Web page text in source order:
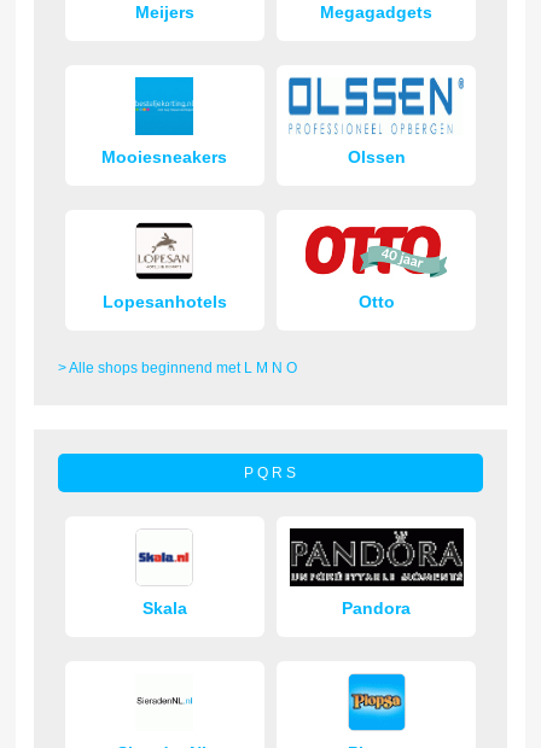
Meijers Megagadgets
Mooiesneakers Olssen
Lopesanhotels Otto
> Alle shops beginnend met L M N O
P Q R S
Skala Pandora